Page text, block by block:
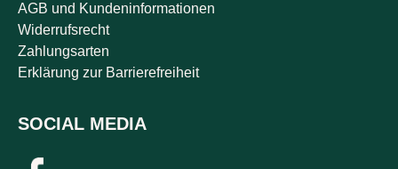
AGB und Kundeninformationen
Widerrufsrecht
Zahlungsarten
Erklärung zur Barrierefreiheit
SOCIAL MEDIA